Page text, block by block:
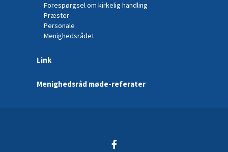
Forespørgsel om kirkelig handling
Præster
Personale
Menighedsrådet
Link
Menighedsråd møde-referater